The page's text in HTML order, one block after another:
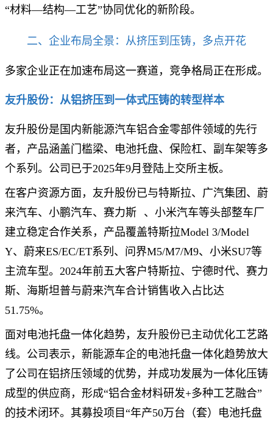
“材料—结构—工艺”协同优化的新阶段。
二、企业布局全景：从挤压到压铸，多点开花
多家企业正在加速布局这一赛道，竞争格局正在形成。
友升股份：从铝挤压到一体式压铸的转型样本
友升股份是国内新能源汽车铝合金零部件领域的先行
者，产品涵盖门槛梁、电池托盘、保险杠、副车架等多
个系列。公司已于2025年9月登陆上交所主板。
在客户资源方面，友升股份已与特斯拉、广汽集团、蔚
来汽车、小鹏汽车、 赛力斯
、小米汽车等头部整车厂
建立稳定合作关系，产品覆盖特斯拉Model 3/Model
Y、蔚来ES/EC/ET系列、问界M5/M7/M9、小米SU7等
主流车型。2024年前五大客户特斯拉、宁德时代、赛力
斯、海斯坦普与蔚来汽车合计销售收入占比达
51.75%。
面对电池托盘一体化趋势，友升股份已主动优化工艺路
线。公司表示，新能源车企的电池托盘一体化趋势放大
了公司在铝挤压领域的优势，并成功发展为一体化压铸
成型的供应商，形成“铝合金材料研发+多种工艺融合”
的技术闭环。其募投项目“年产50万台（套）电池托盘